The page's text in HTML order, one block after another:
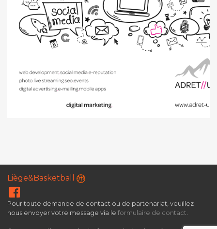
Liège&Basketball
Pour toute demande de contact ou de partenariat, veuillez
nous envoyer votre message via le formulaire de contact.